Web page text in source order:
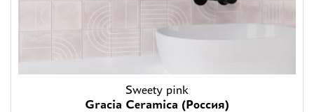
Sweety pink
Gracia Ceramica (Россия)